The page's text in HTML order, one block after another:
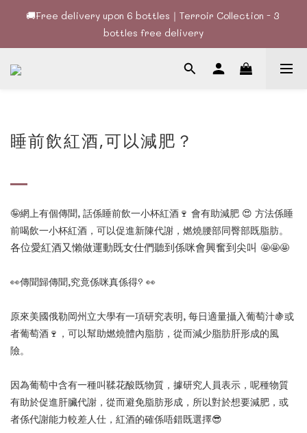
🚚Free delivery upon 6 bottles｜Terroir Collection - 3
bottles free delivery
🚚Free delivery upon 6 bottles｜Terroir Collection - 3
bottles free delivery
🍷酒款、優惠經常更新，請時刻追蹤我地😊｜🤵👰Wine Couple
睡前飲紅酒,可以減肥？
🤪網上有個傳聞, 話係睡前飲一小杯紅酒 🍷 會有助減肥 😍 方法係睡
前喝飲一小杯紅酒，可以促進新陳代謝，燃燒腰部同臀部既脂肪。
各位愛紅酒又懶做運動既女仕們聽到係咪會興奮到尖叫 🤩🤩🤩
👀傳聞歸傳聞,究竟係咪真係得? 👀
原來美國俄勒岡州立大學有一項研究表明, 每日適量攝入葡萄汁🍇或
者葡萄酒 🍷 ，可以幫助燃燒體內脂肪，從而減少脂肪肝形成的風
險。
因為葡萄中含有一種叫鞣花酸既物質，據研究人員表示，呢種物質
有助於促進肝臟代謝，從而避免脂肪形成，所以對於想要減肥，或
者係代謝能力較差人仕，紅酒的確係唔錯既選擇😎